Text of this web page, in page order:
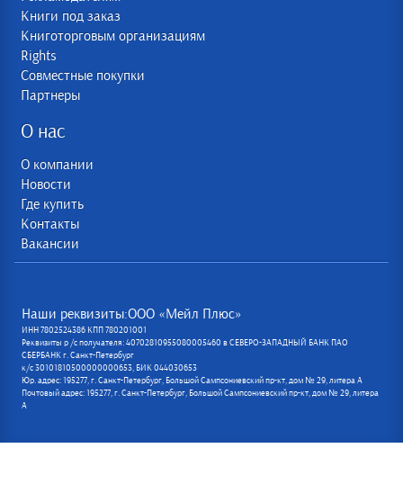
Книги под заказ
Книготорговым организациям
Rights
Совместные покупки
Партнеры
О нас
О компании
Новости
Где купить
Контакты
Вакансии
Наши реквизиты:ООО «Мейл Плюс»
ИНН 7802524386 КПП 780201001
Реквизиты р /с получателя: 40702810955080005460 в СЕВЕРО-ЗАПАДНЫЙ БАНК ПАО
СБЕРБАНК г. Санкт-Петербург
к/с 30101810500000000653, БИК 044030653
Юр. адрес: 195277, г. Санкт-Петербург, Большой Сампсониевский пр-кт, дом № 29, литера А
Почтовый адрес: 195277, г. Санкт-Петербург, Большой Сампсониевский пр-кт, дом № 29, литера
А